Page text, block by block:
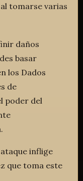
tomarse varias
daños
basar
los Dados
de
poder del
inflige
que toma este